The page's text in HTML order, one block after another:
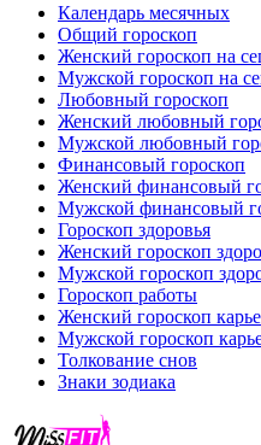
Календарь месячных
Общий гороскоп
Женский гороскоп на
Мужской гороскоп на
Любовный гороскоп
Женский любовный
Мужской любовный
Финансовый гороскоп
Женский финансовый
Мужской финансовый
Гороскоп здоровья
Женский гороскоп
Мужской гороскоп
Гороскоп работы
Женский гороскоп
Мужской гороскоп
Толкование снов
Знаки зодиака